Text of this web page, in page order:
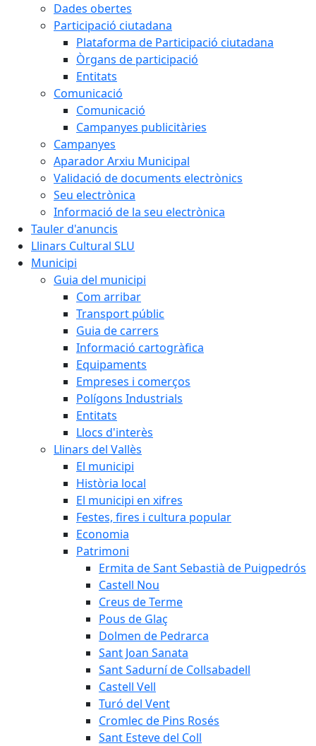
Dades obertes
Participació ciutadana
Plataforma de Participació ciutadana
Òrgans de participació
Entitats
Comunicació
Comunicació
Campanyes publicitàries
Campanyes
Aparador Arxiu Municipal
Validació de documents electrònics
Seu electrònica
Informació de la seu electrònica
Tauler d'anuncis
Llinars Cultural SLU
Municipi
Guia del municipi
Com arribar
Transport públic
Guia de carrers
Informació cartogràfica
Equipaments
Empreses i comerços
Polígons Industrials
Entitats
Llocs d'interès
Llinars del Vallès
El municipi
Història local
El municipi en xifres
Festes, fires i cultura popular
Economia
Patrimoni
Ermita de Sant Sebastià de Puigpedrós
Castell Nou
Creus de Terme
Pous de Glaç
Dolmen de Pedrarca
Sant Joan Sanata
Sant Sadurní de Collsabadell
Castell Vell
Turó del Vent
Cromlec de Pins Rosés
Sant Esteve del Coll